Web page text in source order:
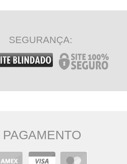
SEGURANÇA:
PAGAMENTO